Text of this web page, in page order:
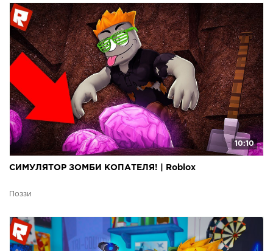
10:10
СИМУЛЯТОР ЗОМБИ КОПАТЕЛЯ! | Roblox
Поззи